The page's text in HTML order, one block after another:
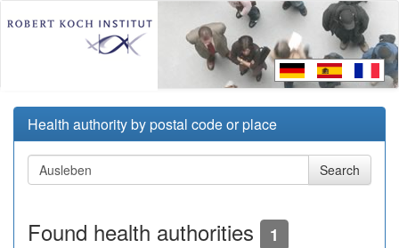
Health authority by postal code or place
Found health authorities 1